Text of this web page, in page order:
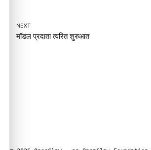
NEXT
मॉडल प्रदाता त्वरित शुरुआत